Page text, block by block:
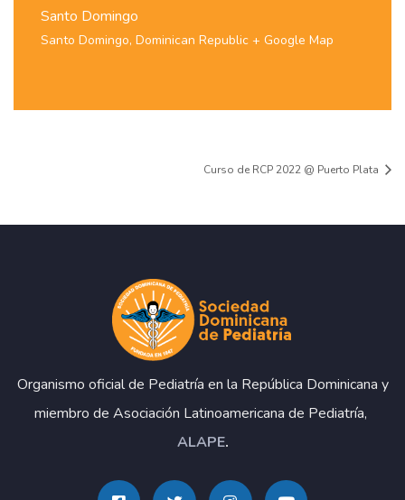
Santo Domingo
Santo Domingo, Dominican Republic + Google Map
Curso de RCP 2022 @ Puerto Plata
Organismo oficial de Pediatría en la República Dominicana y
miembro de Asociación Latinoamericana de Pediatría,
ALAPE.